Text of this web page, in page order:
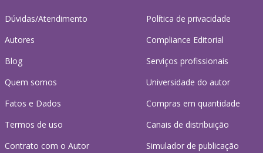
Dúvidas/Atendimento
Autores
Blog
Quem somos
Fatos e Dados
Termos de uso
Contrato com o Autor
Política de privacidade
Compliance Editorial
Serviços profissionais
Universidade do autor
Compras em quantidade
Canais de distribuição
Simulador de publicação